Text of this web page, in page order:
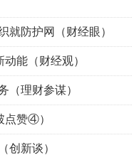
就防护网（财经眼）
能（财经观）
（理财参谋）
点赞④）
创新谈）